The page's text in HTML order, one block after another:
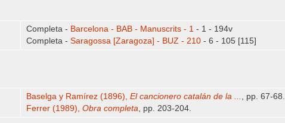
Completa - Barcelona - BAB - Manuscrits - 1 - 1 - 194v
Completa - Saragossa [Zaragoza] - BUZ - 210 - 6 - 105 [115]
Baselga y Ramírez (1896), El cancionero catalán de la ... , pp. 67-68.
Ferrer (1989), Obra completa, pp. 203-204.